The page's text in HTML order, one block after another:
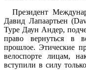
Президент
Давид Лапаартьен
Туре Даун Андер,
право вернуться в
прошлое. Этические
велоспорте лицам,
вступили в силу